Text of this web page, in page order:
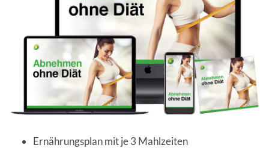
Ernährungsplan mit je 3 Mahlzeiten